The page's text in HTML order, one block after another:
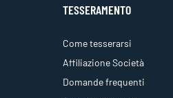
TESSERAMENTO
Come tesserarsi
Affiliazione Società
Domande frequenti